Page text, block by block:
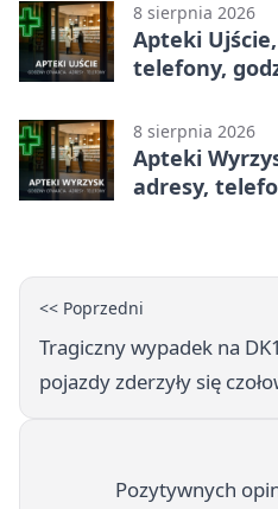
8 sierpnia 2026
Apteki
telefony,
8 sierpnia 2026
Apteki
adresy,
<< Poprzedni
Tragiczny wypadek na
pojazdy zderzyły się
Pozytywnych